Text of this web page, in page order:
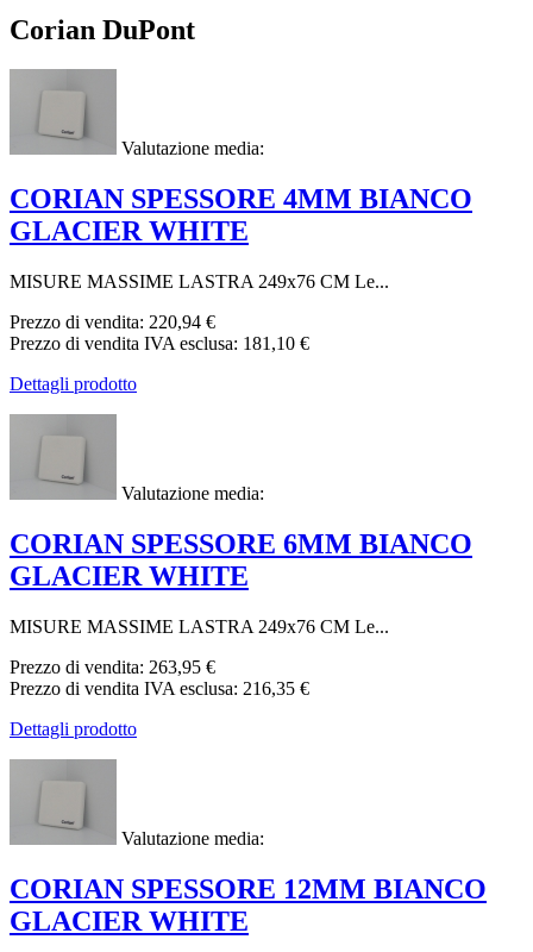
Corian DuPont
Valutazione media:
CORIAN SPESSORE 4MM BIANCO
GLACIER WHITE
MISURE MASSIME LASTRA 249x76 CM Le...
Prezzo di vendita: 220,94 €
Prezzo di vendita IVA esclusa: 181,10 €
Dettagli prodotto
Valutazione media:
CORIAN SPESSORE 6MM BIANCO
GLACIER WHITE
MISURE MASSIME LASTRA 249x76 CM Le...
Prezzo di vendita: 263,95 €
Prezzo di vendita IVA esclusa: 216,35 €
Dettagli prodotto
Valutazione media:
CORIAN SPESSORE 12MM BIANCO
GLACIER WHITE